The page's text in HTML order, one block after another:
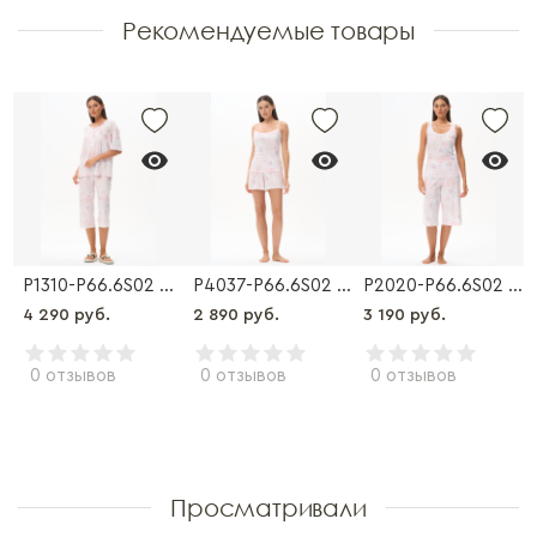
Рекомендуемые товары
P1310-P66.6S02 Пижама
4 290 руб.
0 отзывов
P4037-P66.6S02 Пижама
2 890 руб.
0 отзывов
P2020-P66.6S02 Пижама
3 190 руб.
0 отзывов
Просматривали